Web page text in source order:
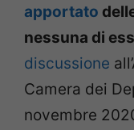
apportato
nessuna di
discussione
Camera dei
novembre